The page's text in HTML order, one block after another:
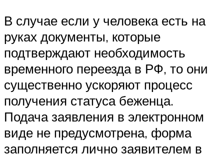
В случае если у человека есть на
руках документы, которые
подтверждают необходимость
временного переезда в РФ, то они
существенно ускоряют процесс
получения статуса беженца.
Подача заявления в электронном
виде не предусмотрена, форма
заполняется лично заявителем в